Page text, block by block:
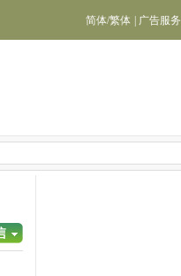
简体/繁体 广告服务